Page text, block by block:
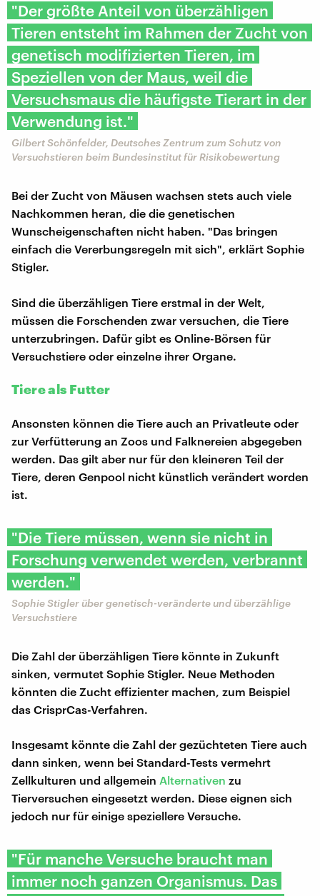
"Der größte Anteil von überzähligen
Tieren entsteht im Rahmen der Zucht von
genetisch modifizierten Tieren, im
Speziellen von der Maus, weil die
Versuchsmaus die häufigste Tierart in der
Verwendung ist."
Gilbert Schönfelder, Deutsches Zentrum zum Schutz von
Versuchstieren beim Bundesinstitut für Risikobewertung
Bei der Zucht von Mäusen wachsen stets auch viele
Nachkommen heran, die die genetischen
Wunscheigenschaften nicht haben. "Das bringen
einfach die Vererbungsregeln mit sich", erklärt Sophie
Stigler.
Sind die überzähligen Tiere erstmal in der Welt,
müssen die Forschenden zwar versuchen, die Tiere
unterzubringen. Dafür gibt es Online-Börsen für
Versuchstiere oder einzelne ihrer Organe.
Tiere als Futter
Ansonsten können die Tiere auch an Privatleute oder
zur Verfütterung an Zoos und Falknereien abgegeben
werden. Das gilt aber nur für den kleineren Teil der
Tiere, deren Genpool nicht künstlich verändert worden
ist.
"Die Tiere müssen, wenn sie nicht in
Forschung verwendet werden, verbrannt
werden."
Sophie Stigler über genetisch-veränderte und überzählige
Versuchstiere
Die Zahl der überzähligen Tiere könnte in Zukunft
sinken, vermutet Sophie Stigler. Neue Methoden
könnten die Zucht effizienter machen, zum Beispiel
das CrisprCas-Verfahren.
Insgesamt könnte die Zahl der gezüchteten Tiere auch
dann sinken, wenn bei Standard-Tests vermehrt
Zellkulturen und allgemein Alternativen zu
Tierversuchen eingesetzt werden. Diese eignen sich
jedoch nur für einige speziellere Versuche.
"Für manche Versuche braucht man
immer noch ganzen Organismus. Das